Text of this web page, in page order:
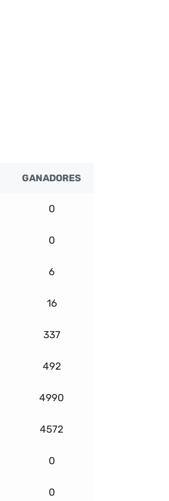
GANADORES
0
0
6
16
337
492
4990
4572
0
0